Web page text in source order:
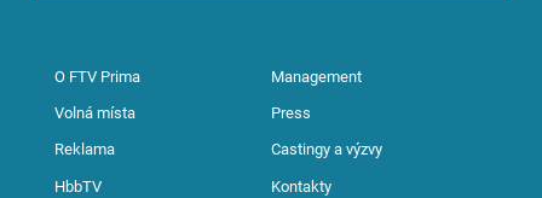
O FTV Prima Management
Volná místa Press
Reklama Castingy a výzvy
HbbTV Kontakty